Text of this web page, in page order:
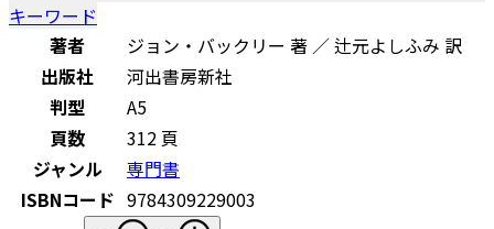
キーワード
著者
ジョン・バックリー 著 ／ 辻元よしふみ 訳
出版社
河出書房新社
判型
A5
頁数
312 頁
ジャンル
専門書
ISBNコード 9784309229003